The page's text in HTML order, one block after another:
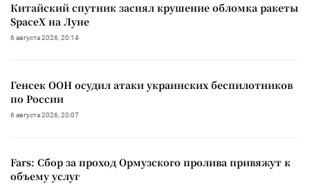
Китайский спутник заснял крушение обломка ракеты
SpaceX на Луне
6 августа 2026, 20:14
Генсек ООН осудил атаки украинских беспилотников
по России
6 августа 2026, 20:07
Fars: Сбор за проход Ормузского пролива привяжут к
объему услуг